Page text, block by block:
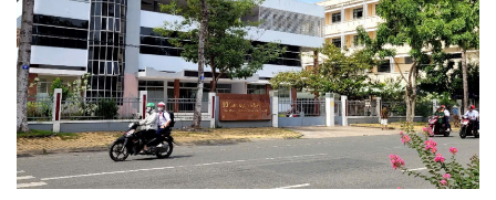
Sức khỏe
Dinh dưỡng - món ngon
Cây thuốc
Sản phụ khoa
Nhi khoa
Đời sống
Nhà đẹp
Blog
Tình yêu - Gia đình